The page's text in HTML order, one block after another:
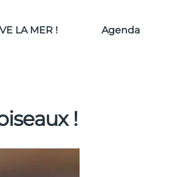
LA MER ! Agenda
!